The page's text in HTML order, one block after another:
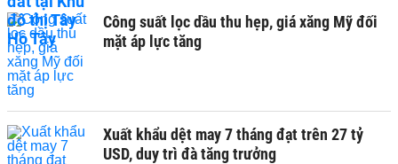
Công suất lọc dầu thu hẹp, giá xăng Mỹ đối
mặt áp lực tăng
Xuất khẩu dệt may 7 tháng đạt trên 27 tỷ
USD, duy trì đà tăng trưởng